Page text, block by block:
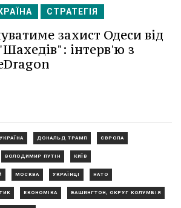
СТРАТЕГІЯ
захист Одеси від
інтерв'ю з
УКРАЇНА ДОНАЛЬД ТРАМП ЄВРОПА
ВОЛОДИМИР ПУТІН КИЇВ
МОСКВА УКРАЇНЦІ НАТО
ЕКОНОМІКА ВАШИНГТОН, ОКРУГ КОЛУМБІЯ